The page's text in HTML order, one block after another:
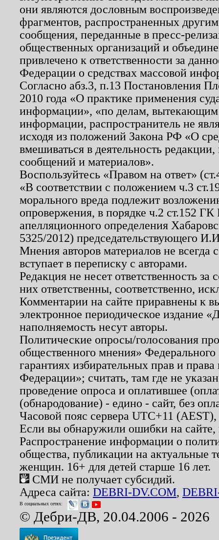
они являются дословным
фрагментов, распространенных
сообщения, переданные в пресс-
общественных организаций и
привлечено к ответственности за
Федерации о средствах массовой
Согласно абз.3, п.13 Постановления
2010 года «О практике применения
информации», «по делам, вытекающим
информации, распространитель не
исходя из положений Закона РФ «О
вмешиваться в деятельность
сообщений и материалов».
Воспользуйтесь «Правом на ответ»
«В соответствии с положением ч.3
морального вреда подлежит
опровержения, в порядке ч.2 ст.152
апелляционного определения
5325/2012) председательствующего
Мнения авторов материалов не
вступает в переписку с авторами.
Редакция не несет ответственность
них ответственны, соответственно,
Комментарии на сайте приравнены к
электронное периодическое издание
наполняемость несут авторы.
Политические опросы/голосования
общественного мнения»
гарантиях избирательных прав и
Федерации»; считать, там где не
проведение опроса и оплатившее
(обнародование) - едино - сайт, без
Часовой пояс сервера UTC+11
Если вы обнаружили ошибки на
Распространение информации о
общества, публикации на актуальные
женщин. 16+ для детей старше 16 лет.
СМИ не получает субсидий.
Адреса сайта: DEBRI-DV.COM,
В социальных сетях:
© Дебри-ДВ, 20.04.2006 - 2026